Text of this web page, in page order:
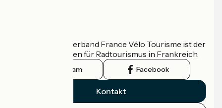
Der nationale Verband France Vélo Tourisme ist der
offizielle Leitfaden für Radtourismus in Frankreich.
Instagram Facebook
Kontakt